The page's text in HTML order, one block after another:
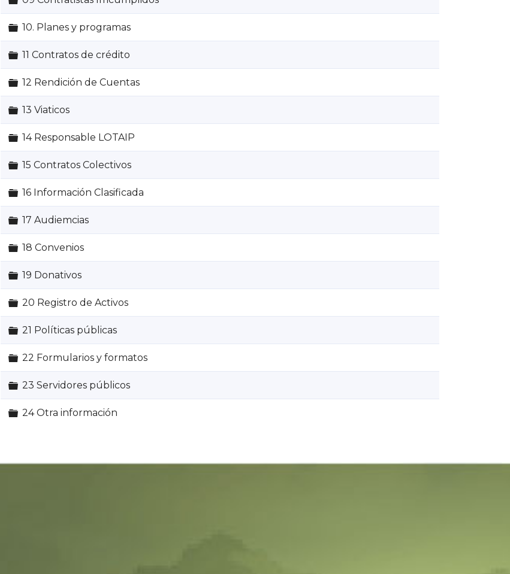
Carpeta
10. Planes y programas
Carpeta
11 Contratos de crédito
Carpeta
12 Rendición de Cuentas
Carpeta
13 Viaticos
Carpeta
14 Responsable LOTAIP
Carpeta
15 Contratos Colectivos
Carpeta
16 Información Clasificada
Carpeta
17 Audiemcias
Carpeta
18 Convenios
Carpeta
19 Donativos
Carpeta
20 Registro de Activos
Carpeta
21 Políticas públicas
Carpeta
22 Formularios y formatos
Carpeta
23 Servidores públicos
Carpeta
24 Otra información